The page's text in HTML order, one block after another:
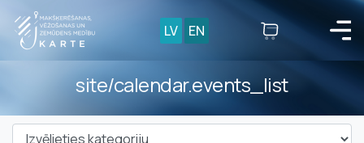
LV EN
site/calendar.events_list